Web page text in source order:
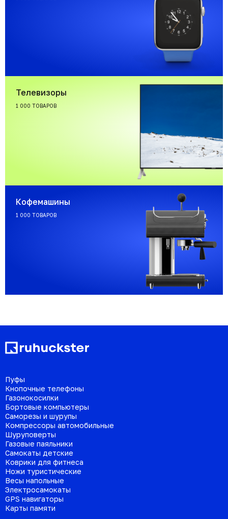
Телевизоры
1 000 ТОВАРОВ
Кофемашины
1 000 ТОВАРОВ
Пуфы
Кнопочные телефоны
Газонокосилки
Бортовые компьютеры
Саморезы и шурупы
Компрессоры автомобильные
Шуруповерты
Газовые паяльники
Самокаты детские
Коврики для фитнеса
Ножи туристические
Весы напольные
Электросамокаты
GPS навигаторы
Карты памяти